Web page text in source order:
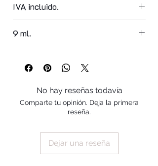
77499, euphorbia cerifera cera,
vp/hexadecene copolymer, copernicia
cerifera cera, disteardimonium
potassium sorbate, tocopheryl acetate,
ethylhexylglycerin, bisabolol, bht,
farnesol, tocopherol.
IVA incluido.
9 ml.
No hay reseñas todavía
Comparte tu opinión. Deja la primera
reseña.
Dejar una reseña